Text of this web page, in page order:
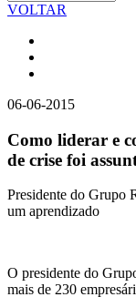
VOLTAR
06-06-2015
Como liderar e
de crise foi
Presidente do Grupo
um aprendizado
O presidente do
mais de 230